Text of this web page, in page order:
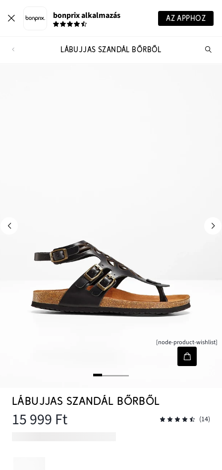
bonprix alkalmazás AZ APPHOZ
LÁBUJJAS SZANDÁL BŐRBŐL
[node-product-wishlist]
LÁBUJJAS SZANDÁL BŐRBŐL
15 999 Ft (14)